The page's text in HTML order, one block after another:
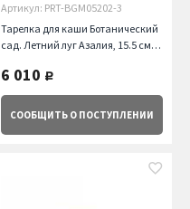
Артикул: PRT-BGM05202-3
Тарелка для каши Ботанический
сад. Летний луг Азалия, 15.5 см
6 010 руб.
СООБЩИТЬ О ПОСТУПЛЕНИИ